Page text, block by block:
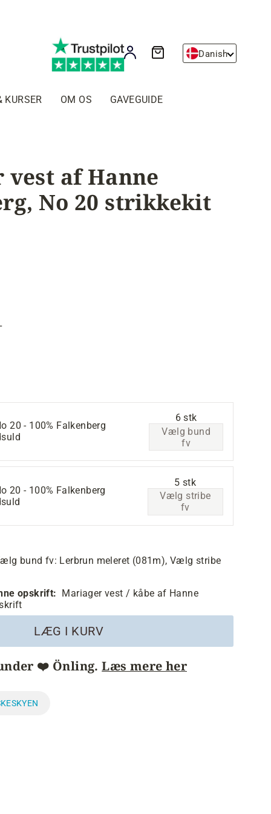
Log ind Danish
OM OS GAVEGUIDE
af Hanne
No 20 strikkekit
20 - 100% Falkenberg
6 stk
Vælg bund
fv
20 - 100% Falkenberg
5 stk
Vælg stribe
fv
bund fv: Lerbrun meleret (081m), Vælg stribe
opskrift: Mariager vest / kåbe af Hanne
LÆG I KURV
❤️ Önling.Læs mere her